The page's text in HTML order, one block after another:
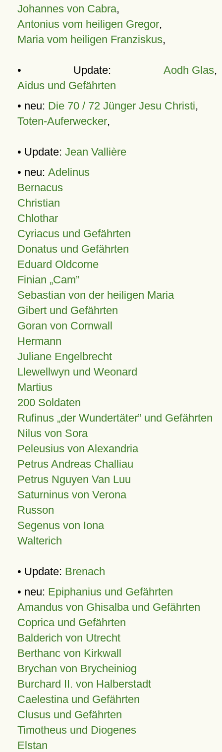
Johannes von Cabra,
Antonius vom heiligen Gregor,
Maria vom heiligen Franziskus,
• Update: Aodh Glas,
Aidus und Gefährten
• neu: Die 70 / 72 Jünger Jesu Christi,
Toten-Auferwecker,
• Update: Jean Vallière
• neu: Adelinus
Bernacus
Christian
Chlothar
Cyriacus und Gefährten
Donatus und Gefährten
Eduard Oldcorne
Finian Cam
Sebastian von der heiligen Maria
Gibert und Gefährten
Goran von Cornwall
Hermann
Juliane Engelbrecht
Llewellwyn und Weonard
Martius
200 Soldaten
Rufinus „der Wundertäter” und Gefährten
Nilus von Sora
Peleusius von Alexandria
Petrus Andreas Challiau
Petrus Nguyen Van Luu
Saturninus von Verona
Russon
Segenus von Iona
Walterich
• Update: Brenach
• neu: Epiphanius und Gefährten
Amandus von Ghisalba und Gefährten
Coprica und Gefährten
Balderich von Utrecht
Berthanc von Kirkwall
Brychan von Brycheiniog
Burchard II. von Halberstadt
Caelestina und Gefährten
Clusus und Gefährten
Timotheus und Diogenes
Elstan